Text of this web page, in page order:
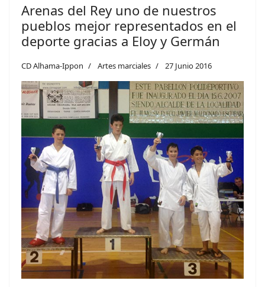
Arenas del Rey uno de nuestros
pueblos mejor representados en el
deporte gracias a Eloy y Germán
CD Alhama-Ippon Artes marciales 27 Junio 2016